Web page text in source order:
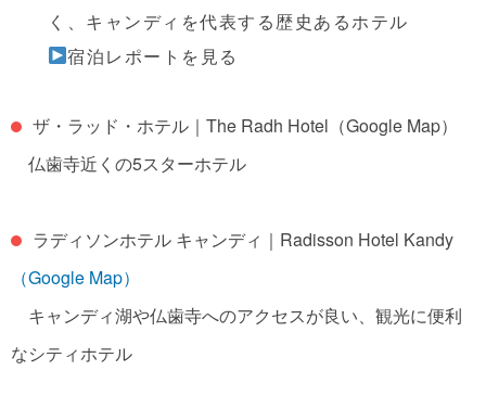
く、キャンディを代表する歴史あるホテル
宿泊レポートを見る
ザ・ラッド・ホテル｜ The Radh Hotel （Google Map）
仏歯寺近くの5スターホテル
ラディソンホテル キャンディ｜ Radisson Hotel Kandy
（Google Map）
キャンディ湖や仏歯寺へのアクセスが良い、観光に便利
なシティホテル